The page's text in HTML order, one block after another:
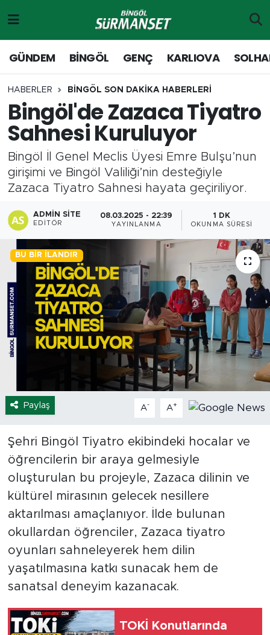
GÜNDEM BİNGÖL GENÇ KARLIOVA
HABERLER BİNGÖL SON DAKİKA HABERLERİ
Bingöl'de Zazaca Tiyatro
Sahnesi Kuruluyor
Bingöl İl Genel Meclis Üyesi Emre Bulşu’nun
girişimi ve Bingöl Valiliği’nin desteğiyle
Zazaca Tiyatro Sahnesi hayata geçiriliyor.
ADMIN SITE
EDITÖR
08.03.2025 - 22:39
YAYINLANMA
1 DK
OKUNMA SÜRESI
BU BIR İLANDIR
Paylaş A- A+
Şehri Bingöl Tiyatro ekibindeki hocalar ve
öğrencilerin bir araya gelmesiyle
oluşturulan bu projeyle, Zazaca dilinin ve
kültürel mirasının gelecek nesillere
aktarılması amaçlanıyor. İlde bulunan
okullardan öğrenciler, Zazaca tiyatro
oyunları sahneleyerek hem dilin
yaşatılmasına katkı sunacak hem de
sanatsal deneyim kazanacak.
TOKİ Konutlarında
Genç
Solhan
Karlıova
Adaklı-Kiğı
Siyaset
Spor
Yaşam
Ekonomi
Hava Durumu
Tavz Der
Bingöl Kaza Haberleri
Merkez Hava Durumu
Merkez Trafik Yoğunluk Haritası
Süper Lig Puan Durumu ve Fikstür
Tüm Manşetler